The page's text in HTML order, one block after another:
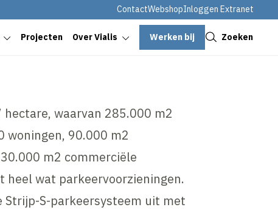
ContactWebshopInloggen Extranet
Projecten Over Vialis Werken bij Zoeken
waarvan 285.000 m2
woningen, 90.000 m2
m2 commerciële
heel wat parkeervoorzieningen.
S-parkeersysteem uit met
Sluiten